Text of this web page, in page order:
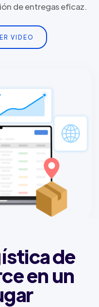
de entregas eficaz.
VIDEO
de
en un